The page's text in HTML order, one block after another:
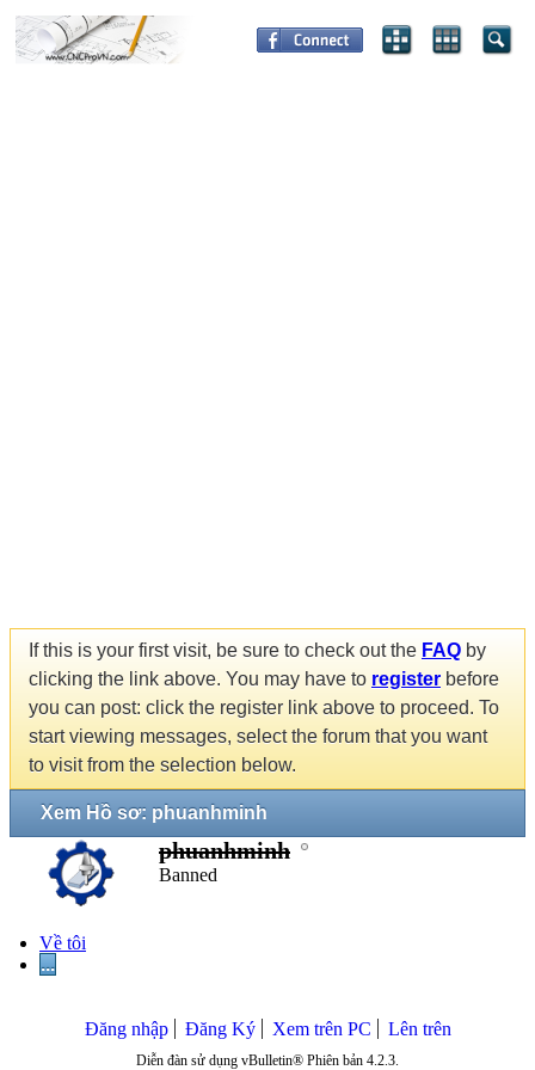
If this is your first visit, be sure to check out the FAQ by
clicking the link above. You may have to register before
you can post: click the register link above to proceed. To
start viewing messages, select the forum that you want
to visit from the selection below.
Xem Hồ sơ: phuanhminh
phuanhminh
Banned
Về tôi
...
Đăng nhập Đăng Ký Xem trên PC Lên trên
Diễn đàn sử dụng vBulletin® Phiên bản 4.2.3.